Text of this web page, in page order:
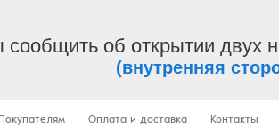
сообщить об открытии двух
(внутренняя
Покупателям Оплата и доставка Контакты